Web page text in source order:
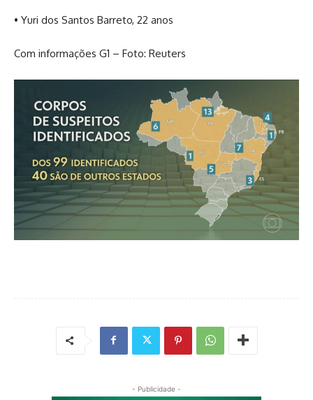
• Yuri dos Santos Barreto, 22 anos
Com informações G1 – Foto: Reuters
- Publicidade -